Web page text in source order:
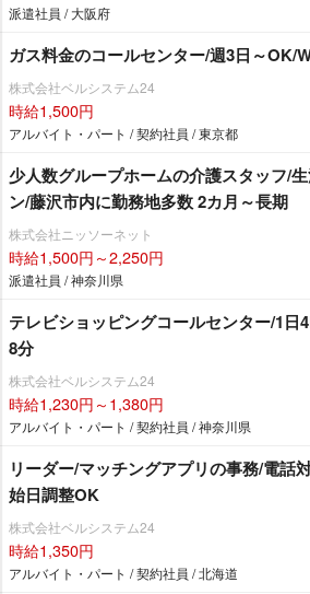
派遣社員 / 大阪府
ガス料金のコールセンター/週3日～OK/
株式会社ベルシステム24
時給1,500円
アルバイト・パート / 契約社員 / 東京都
少人数グループホームの介護スタッフ/
ン/藤沢市内に勤務地多数 2カ月～長期
株式会社ニッソーネット
時給1,500円～2,250円
派遣社員 / 神奈川県
テレビショッピングコールセンター/1日
8分
株式会社ベルシステム24
時給1,230円～1,380円
アルバイト・パート / 契約社員 / 神奈川県
リーダー/マッチングアプリの事務/電話
始日調整OK
株式会社ベルシステム24
時給1,350円
アルバイト・パート / 契約社員 / 北海道